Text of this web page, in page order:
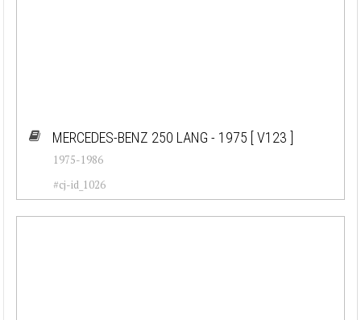
MERCEDES-BENZ 250 LANG - 1975 [ V123 ]
1975-1986
#cj-id_1026